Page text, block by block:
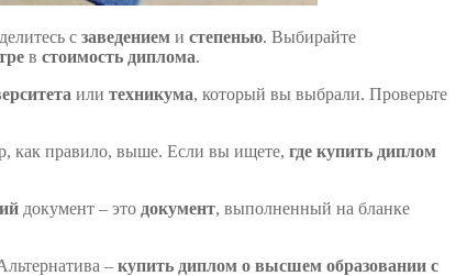
с заведением и степенью. Выбирайте
в стоимость диплома.
или техникума, который вы выбрали. Проверьте
как правило, выше. Если вы ищете, где купить диплом
документ – это документ, выполненный на бланке
– купить диплом о высшем образовании с